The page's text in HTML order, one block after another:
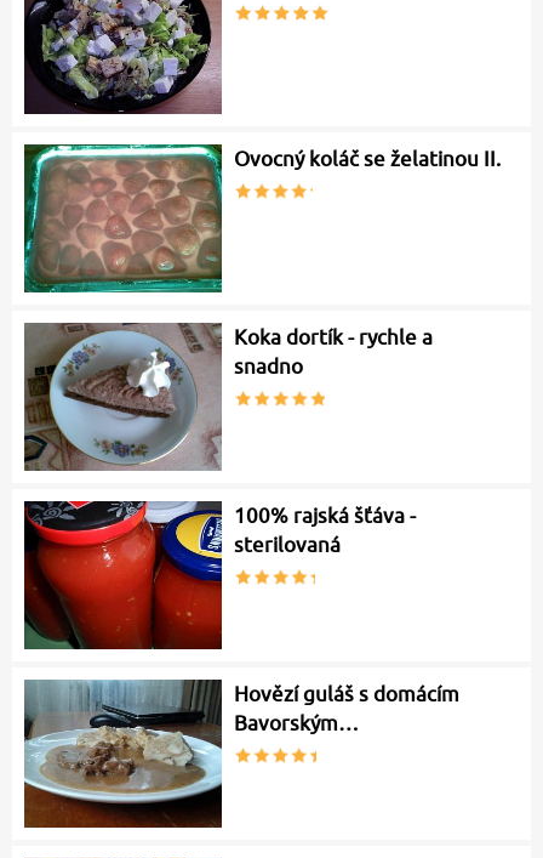
Ovocný koláč se želatinou II.
Koka dortík - rychle a
snadno
100% rajská šťáva -
sterilovaná
Hovězí guláš s domácím
Bavorským…